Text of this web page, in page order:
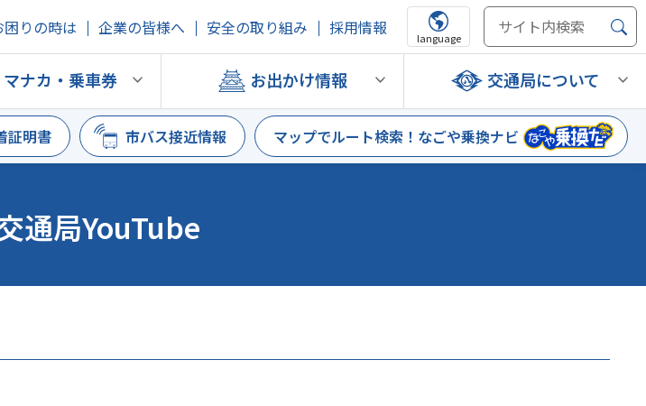
困りの時は 企業の皆様へ 安全の取り組み 採用情報
language
マナカ・乗車券 お出かけ情報 交通局について
証明書 市バス接近情報 マップでルート検索！ なごや乗換ナビ
通局YouTube